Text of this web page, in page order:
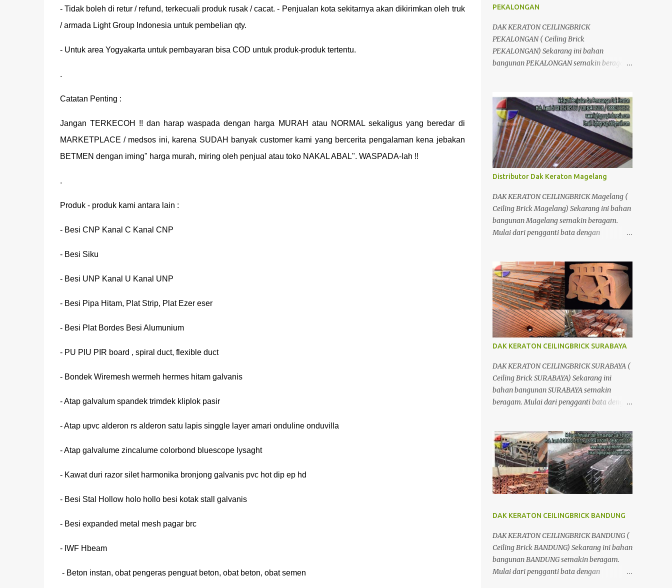
- Tidak boleh di retur / refund, terkecuali produk rusak / cacat. - Penjualan kota sekitarnya akan dikirimkan oleh truk
/ armada Light Group Indonesia untuk pembelian qty.
- Untuk area Yogyakarta untuk pembayaran bisa COD untuk produk-produk tertentu.
.
Catatan Penting :
Jangan TERKECOH !! dan harap waspada dengan harga MURAH atau NORMAL sekaligus yang beredar di
MARKETPLACE / medsos ini, karena SUDAH banyak customer kami yang bercerita pengalaman kena jebakan
BETMEN dengan iming" harga murah, miring oleh penjual atau toko NAKAL ABAL". WASPADA-lah !!
.
Produk - produk kami antara lain :
- Besi CNP Kanal C Kanal CNP
- Besi Siku
- Besi UNP Kanal U Kanal UNP
- Besi Pipa Hitam, Plat Strip, Plat Ezer eser
- Besi Plat Bordes Besi Alumunium
- PU PIU PIR board , spiral duct, flexible duct
- Bondek Wiremesh wermeh hermes hitam galvanis
- Atap galvalum spandek trimdek kliplok pasir
- Atap upvc alderon rs alderon satu lapis singgle layer amari onduline onduvilla
- Atap galvalume zincalume colorbond bluescope lysaght
- Kawat duri razor silet harmonika bronjong galvanis pvc hot dip ep hd
- Besi Stal Hollow holo hollo besi kotak stall galvanis
- Besi expanded metal mesh pagar brc
- IWF Hbeam
- Beton instan, obat pengeras penguat beton, obat beton, obat semen
Purworejo Banjarnegara Purbalingga
Rembang Grobogan Cepu Kudus Pati Jepara
Kendal dan Jawa Tengah; Telp/SMS/WA
081804135008 / 081325157177 Kelebihan
Dak Lantai keraton : 1.Dak keraton Abadi
dengan pelat lantai konvensional. 2.Proses
pengerjaanya lebih cepat. 3.Lebih hemat
karena penggematan tenaga kerja & waktu.
4.Lebih efesien karena dapat di kerjakan
Bersamaan den...
PEKALONGAN
DAK KERATON CEILINGBRICK
PEKALONGAN ( Ceiling Brick
PEKALONGAN) Sekarang ini bahan
bangunan PEKALONGAN semakin beragam.
menggunakan penutup yang berbahan
ringan/panel serta untuk atap yang tidak
lagi menggunakan kayu sebagai kuda -
kuda melainkan menggunakan metal.
Distributor Dak Keraton Magelang
DAK KERATON CEILINGBRICK Magelang (
Ceiling Brick Magelang) Sekarang ini bahan
bangunan Magelang semakin beragam.
Mulai dari pengganti bata dengan
ringan/panel serta untuk atap yang tidak
lagi menggunakan kayu sebagai kuda -
kuda melainkan menggunakan metal.
DAK KERATON CEILINGBRICK SURABAYA
DAK KERATON CEILINGBRICK SURABAYA (
Ceiling Brick SURABAYA) Sekarang ini
bahan bangunan SURABAYA semakin
beragam. Mulai dari pengganti bata dengan
ringan/panel serta untuk atap yang tidak
lagi menggunakan kayu sebagai kuda -
kuda melainkan menggunakan metal.
DAK KERATON CEILINGBRICK BANDUNG
DAK KERATON CEILINGBRICK BANDUNG (
Ceiling Brick BANDUNG) Sekarang ini bahan
bangunan BANDUNG semakin beragam.
Mulai dari pengganti bata dengan